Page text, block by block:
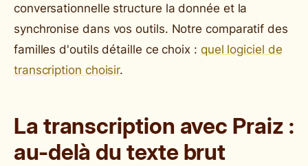
conversationnelle structure la donnée et la
synchronise dans vos outils. Notre comparatif des
familles d'outils détaille ce choix : quel logiciel de
transcription choisir.
La transcription avec Praiz :
au-delà du texte brut